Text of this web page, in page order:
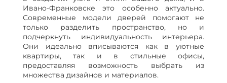
Ивано-Франковске это особенно актуально.
Современные модели дверей помогают не
только разделить пространство, но и
подчеркнуть индивидуальность интерьера.
Они идеально вписываются как в уютные
квартиры, так и в стильные офисы,
предоставляя возможность выбрать из
множества дизайнов и материалов.